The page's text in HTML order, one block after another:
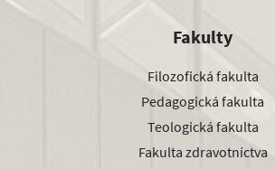
Fakulty
Filozofická fakulta
Pedagogická fakulta
Teologická fakulta
Fakulta zdravotníctva